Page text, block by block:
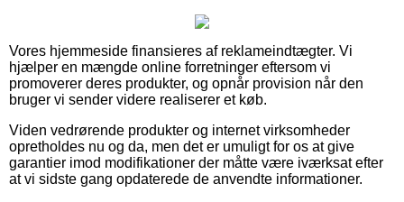
Vores hjemmeside finansieres af reklameindtægter. Vi
hjælper en mængde online forretninger eftersom vi
promoverer deres produkter, og opnår provision når den
bruger vi sender videre realiserer et køb.
Viden vedrørende produkter og internet virksomheder
opretholdes nu og da, men det er umuligt for os at give
garantier imod modifikationer der måtte være iværksat efter
at vi sidste gang opdaterede de anvendte informationer.